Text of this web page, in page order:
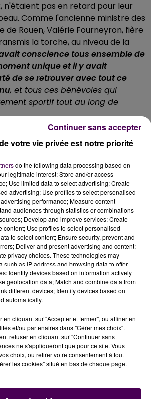
n'étaient pas en retard pour leur
Comme l'ancienne ministre des
de Rouen, Valérie Fourneyron, fière
la torche, au niveau de la
conscience tous ensemble de
unique et il y avait
de se retrouver avec tout ce
, et tous ces bénévoles qui
sportif tout au long de
INTENSE POUR ELISE
du parcours, quelques heures
son record personnel au
de Sotteville-lès-Rouen."J'ai eu
incroyable. Le public était là
à quel point les gens sont avec
votre vie privée est notre priorité
do the following data processing based on
legitimate interest: Store and/or access
Use limited data to select advertising; Create
advertising; Use profiles to select personalised
performance; Measure content
audiences through statistics or combinations
Develop and improve services; Create
content; Use profiles to select personalised
to select content; Ensure security, prevent and
Deliver and present advertising and content;
privacy choices. These technologies may
such as IP address and browsing data to offer
Identify devices based on information actively
geolocation data; Match and combine data from
different devices; Identify devices based on
automatically.
en cliquant sur "Accepter et fermer", ou affiner en
et/ou partenaires dans "Gérer mes choix".
refuser en cliquant sur "Continuer sans
ne s'appliqueront que pour ce site. Vous
choix, ou retirer votre consentement à tout
les cookies" situé en bas de chaque page.
Continuer sans accepter